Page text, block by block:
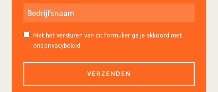
Met het versturen van dit formulier ga je akkoord met
ons privacybeleid